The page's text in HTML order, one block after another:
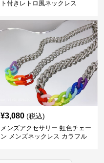
ト付きレトロ風ネックレス
¥3,080 (税込)
メンズアクセサリー 虹色チェー
ン メンズネックレス カラフル